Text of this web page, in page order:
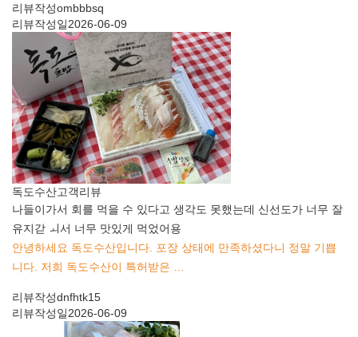
리뷰작성ombbbsq
리뷰작성일2026-06-09
독도수산고객리뷰
나들이가서 회를 먹을 수 있다고 생각도 못했는데 신선도가 너무 잘
유지갇 ㅚ서 너무 맛있게 먹었어용
안녕하세요 독도수산입니다. 포장 상태에 만족하셨다니 정말 기쁩
니다. 저희 독도수산이 특허받은 …
리뷰작성dnfhtk15
리뷰작성일2026-06-09